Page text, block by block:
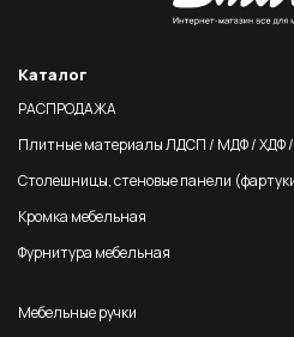
Каталог
РАСПРОДАЖА
Плитные материалы ЛДСП / МДФ / ХДФ /
Столешницы, стеновые панели
Кромка мебельная
Фурнитура мебельная
Мебельные ручки